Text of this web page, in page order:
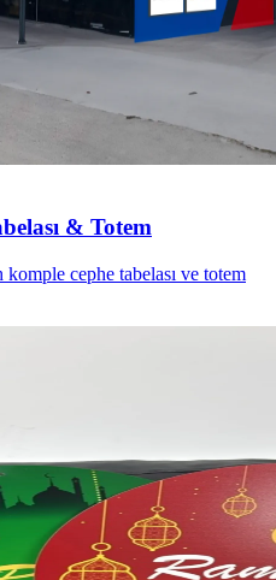
& Totem
cephe tabelası ve totem